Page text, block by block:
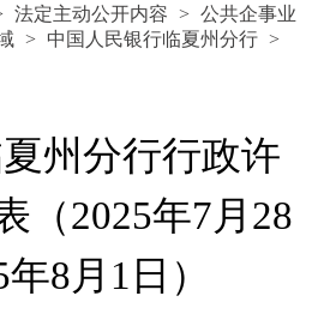
法定主动公开内容 > 公共企事业
> 中国人民银行临夏州分行 >
州分行行政许
（2025年7月28
8月1日）